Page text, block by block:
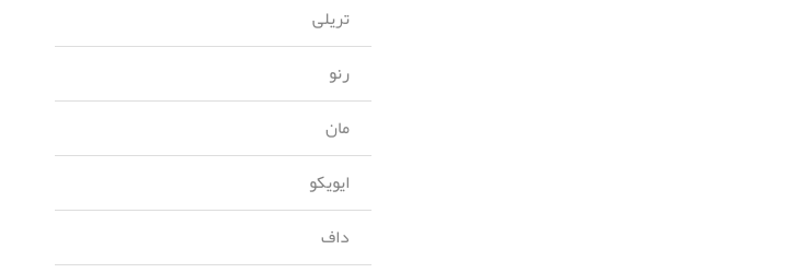
تریلی
رنو
مان
ایویکو
داف